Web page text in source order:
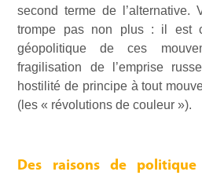
second terme de l’alternative.
trompe pas non plus : il est
géopolitique de ces
fragilisation de l’emprise
hostilité de principe à tout
(les « révolutions de couleur »).
Des raisons de politique